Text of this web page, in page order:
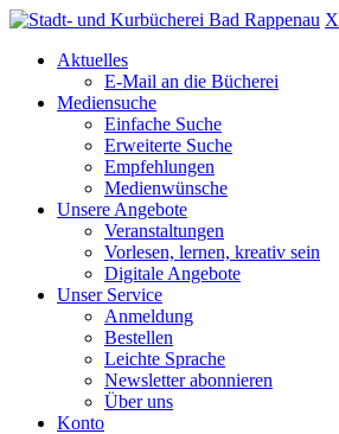
X
Aktuelles
E-Mail an die Bücherei
Mediensuche
Einfache Suche
Erweiterte Suche
Empfehlungen
Medienwünsche
Unsere Angebote
Veranstaltungen
Vorlesen, lernen, kreativ sein
Digitale Angebote
Unser Service
Anmeldung
Bestellen
Leichte Sprache
Newsletter abonnieren
Über uns
Konto